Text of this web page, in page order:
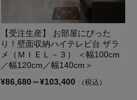
【受注生産】 お部屋にぴった
り！壁面収納ハイテレビ台 ザラ
メ（ＭＩＥＬ－３） ＜幅100cm
／幅120cm／幅140cm＞
¥86,680～¥103,400
（税込）